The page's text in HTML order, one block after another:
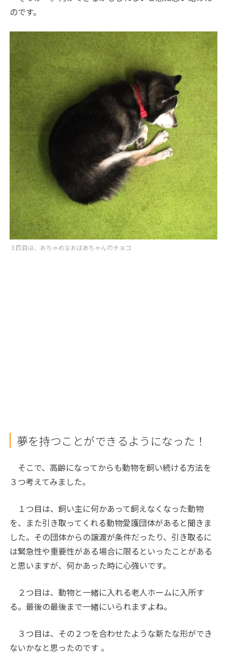
のです。
３匹目は、おちゃめなおばあちゃんのチョコ
夢を持つことができるようになった！
そこで、高齢になってからも動物を飼い続ける方法を
３つ考えてみました。
１つ目は、飼い主に何かあって飼えなくなった動物
を、また引き取ってくれる動物愛護団体があると聞きま
した。その団体からの譲渡が条件だったり、引き取るに
は緊急性や重要性がある場合に限るといったことがある
と思いますが、何かあった時に心強いです。
２つ目は、動物と一緒に入れる老人ホームに入所す
る。最後の最後まで一緒にいられますよね。
３つ目は、その２つを合わせたような新たな形ができ
ないかなと思ったのです 。